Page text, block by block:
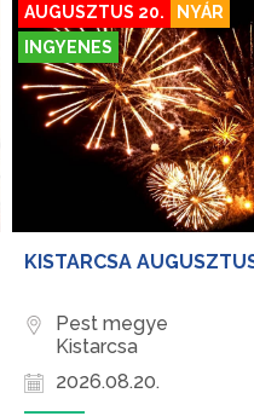
AUGUSZTUS 20.
NYÁR
INGYENES
KISTARCSA
Pest megye
Kistarcsa
2026.08.20.